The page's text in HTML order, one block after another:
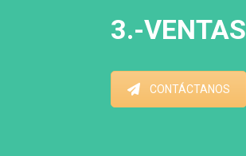
3.-VENTAS
CONTÁCTANOS